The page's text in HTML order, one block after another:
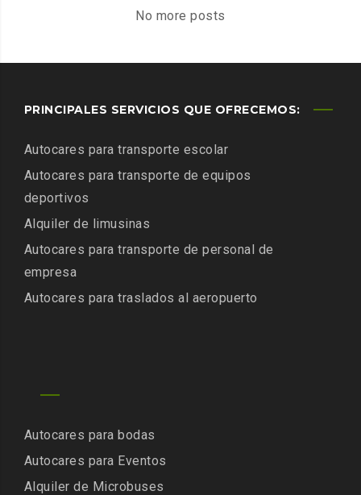
ADAPTACIONES
19
No more posts
PRINCIPALES SERVICIOS QUE OFRECEMOS:
Autocares para transporte escolar
Autocares para transporte de equipos
deportivos
Alquiler de limusinas
Autocares para transporte de personal de
empresa
Autocares para traslados al aeropuerto
Autocares para bodas
Autocares para Eventos
Alquiler de Microbuses